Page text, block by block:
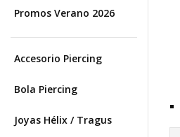
Promos Verano 2026
Accesorio Piercing
Bola Piercing
Joyas Hélix / Tragus